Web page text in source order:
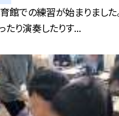
館での練習が始まりまし
たり演奏したりす...